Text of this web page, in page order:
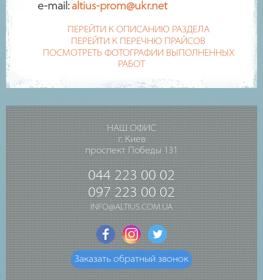
e-mail:altius-prom@ukr.net
ПЕРЕЙТИ К ОПИСАНИЮ РАЗДЕЛА
ПЕРЕЙТИ К ПЕРЕЧНЮ ПРАЙСОВ
ПОСМОТРЕТЬ ФОТОГРАФИИ ВЫПОЛНЕННЫХ
РАБОТ
НАШ ОФИС
г. Киев
проспект Победы 131
044 223 00 02
097 223 00 02
INFO@ALTIUS.COM.UA
Заказать обратный звонок